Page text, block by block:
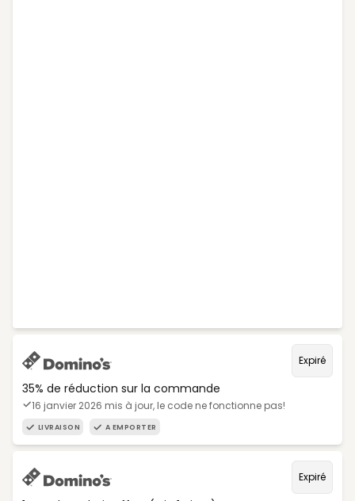
Expiré
35% de réduction sur la commande
16 janvier 2026 mis à jour, le code ne fonctionne pas!
LIVRAISON A EMPORTER
Expiré